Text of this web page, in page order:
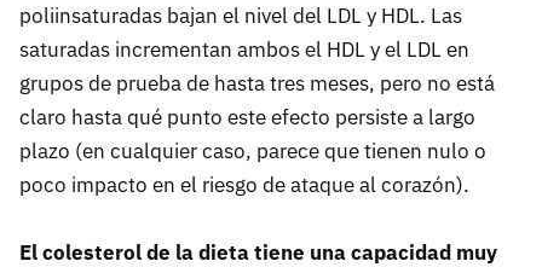
poliinsaturadas bajan el nivel del LDL y HDL. Las
saturadas incrementan ambos el HDL y el LDL en
grupos de prueba de hasta tres meses, pero no está
claro hasta qué punto este efecto persiste a largo
plazo (en cualquier caso, parece que tienen nulo o
poco impacto en el riesgo de ataque al corazón).
El colesterol de la dieta tiene una capacidad muy